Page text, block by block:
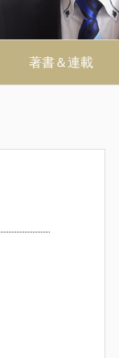
著書＆連載